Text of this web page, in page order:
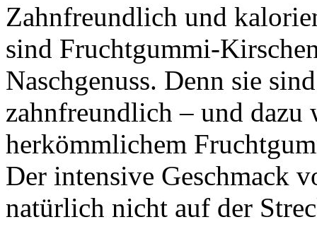
Zahnfreundlich und
sind Fruchtgummi-
Naschgenuss. Denn sie
zahnfreundlich – und dazu
herkömmlichem
Der intensive Geschmack
natürlich nicht auf der